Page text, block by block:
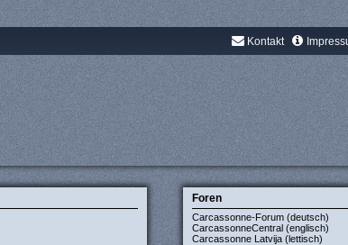
Kontakt
Foren
Carcassonne-Forum (deutsch)
CarcassonneCentral (englisch)
Carcassonne Latvija (lettisch)